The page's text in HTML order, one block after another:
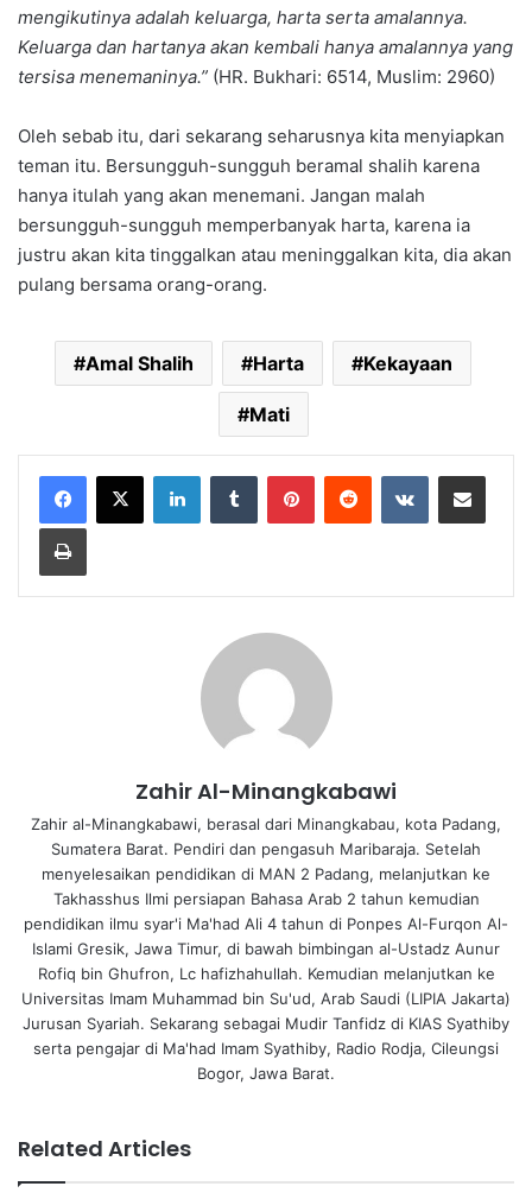
mengikutinya adalah keluarga, harta serta amalannya.
Keluarga dan hartanya akan kembali hanya amalannya yang
tersisa menemaninya.” (HR. Bukhari: 6514, Muslim: 2960)
Oleh sebab itu, dari sekarang seharusnya kita menyiapkan
teman itu. Bersungguh-sungguh beramal shalih karena
hanya itulah yang akan menemani. Jangan malah
bersungguh-sungguh memperbanyak harta, karena ia
justru akan kita tinggalkan atau meninggalkan kita, dia akan
pulang bersama orang-orang.
Amal Shalih Harta Kekayaan
Mati
Zahir Al-Minangkabawi
Zahir al-Minangkabawi, berasal dari Minangkabau, kota Padang,
Sumatera Barat. Pendiri dan pengasuh Maribaraja. Setelah
menyelesaikan pendidikan di MAN 2 Padang, melanjutkan ke
Takhasshus Ilmi persiapan Bahasa Arab 2 tahun kemudian
pendidikan ilmu syar'i Ma'had Ali 4 tahun di Ponpes Al-Furqon Al-
Islami Gresik, Jawa Timur, di bawah bimbingan al-Ustadz Aunur
Rofiq bin Ghufron, Lc hafizhahullah. Kemudian melanjutkan ke
Universitas Imam Muhammad bin Su'ud, Arab Saudi (LIPIA Jakarta)
Jurusan Syariah. Sekarang sebagai Mudir Tanfidz di KIAS Syathiby
serta pengajar di Ma'had Imam Syathiby, Radio Rodja, Cileungsi
Bogor, Jawa Barat.
Related Articles